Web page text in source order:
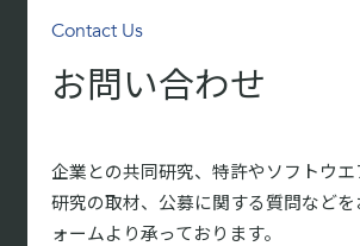
Contact Us
お問い合わせ
企業との共同研究、特許やソフトウエ
研究の取材、 公募に関する質問など
ォームより承っております。